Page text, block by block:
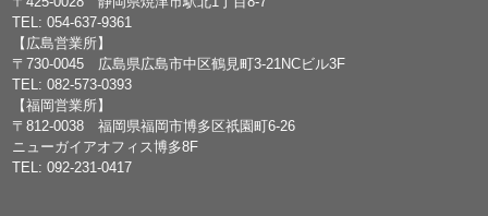
TEL: 054-637-9361
【広島営業所】
〒730-0045 広島県広島市中区鶴見町3-21NCビル3F
TEL: 082-573-0393
【福岡営業所】
〒812-0038 福岡県福岡市博多区祇園町6-26
ニューガイアオフィス博多8F
TEL: 092-231-0417